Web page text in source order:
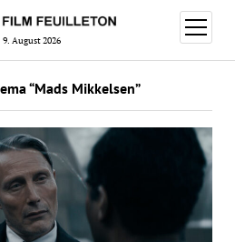
9. August 2026
Menü
öffnen
“Mads Mikkelsen”